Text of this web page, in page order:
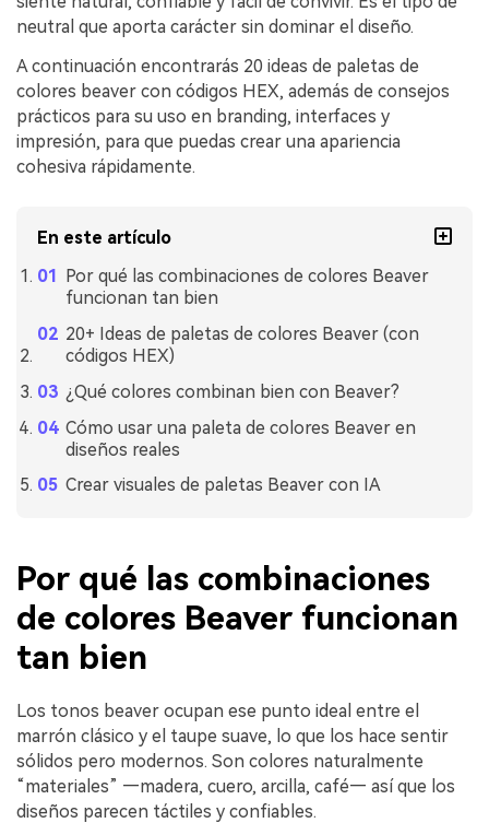
neutral que aporta carácter sin dominar el diseño.
A continuación encontrarás 20 ideas de paletas de
colores beaver con códigos HEX, además de consejos
prácticos para su uso en branding, interfaces y
impresión, para que puedas crear una apariencia
cohesiva rápidamente.
En este artículo
Por qué las combinaciones de colores Beaver
funcionan tan bien
20+ Ideas de paletas de colores Beaver (con
códigos HEX)
¿Qué colores combinan bien con Beaver?
Cómo usar una paleta de colores Beaver en
diseños reales
Crear visuales de paletas Beaver con IA
Por qué las combinaciones
de colores Beaver funcionan
tan bien
Los tonos beaver ocupan ese punto ideal entre el
marrón clásico y el taupe suave, lo que los hace sentir
sólidos pero modernos. Son colores naturalmente
“materiales” —madera, cuero, arcilla, café— así que los
diseños parecen táctiles y confiables.